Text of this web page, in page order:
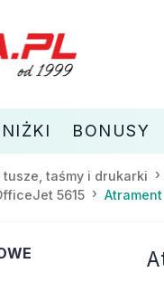
BONUSY
tusze, taśmy i drukarki
5615